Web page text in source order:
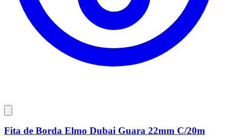
Fita de Borda Elmo Dubai Guara 22mm C/20m